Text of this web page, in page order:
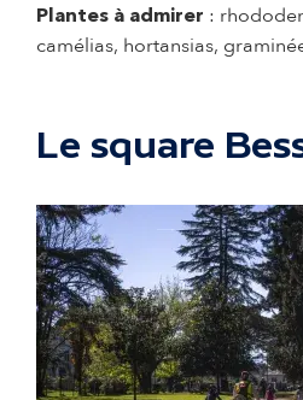
Plantes à admirer :
camélias, hortansias,
Le square